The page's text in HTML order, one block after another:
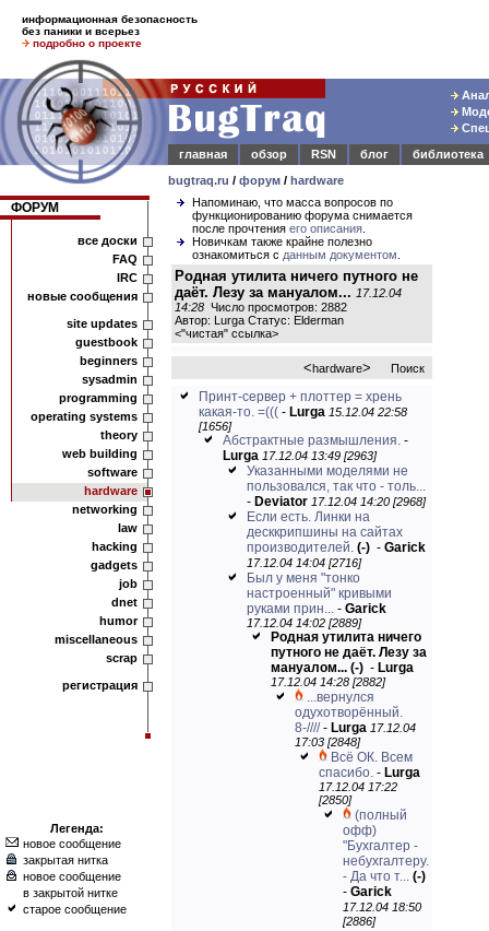
информационная безопасность
без паники и всерьез
подробно о проекте
главная
обзор RSN блог
библиотека
bugtraq.ru / форум / hardware
ФОРУМ
все доски
FAQ
IRC
новые сообщения
site updates
guestbook
beginners
sysadmin
programming
operating systems
theory
web building
software
hardware
networking
law
hacking
gadgets
job
dnet
humor
miscellaneous
scrap
регистрация
Легенда:
новое сообщение
закрытая нитка
новое сообщение
в закрытой нитке
старое сообщение
Напоминаю, что масса вопросов по
функционированию форума снимается
после прочтения его описания
Новичкам также крайне полезно
ознакомиться с данным документом
Родная утилита ничего путного не
даёт. Лезу за мануалом... 17.12.04
14:28 Число просмотров: 2882
Автор: Lurga Статус: Elderman
<"чистая" ссылка>
<hardware> Поиск
Принт-сервер + плоттер = хрень
какая-то. =((( - Lurga 15.12.04 22:58
[1656]
Абстрактные размышления. -
Lurga 17.12.04 13:49 [2963]
Указанными моделями не
пользовался, так что - толь...
- Deviator 17.12.04 14:20 [2968]
Если есть. Линки на
десккрипшины на сайтах
производителей. (-) - Garick
17.12.04 14:04 [2716]
Был у меня "тонко
настроенный" кривыми
руками прин... - Garick
17.12.04 14:02 [2889]
Родная утилита ничего
путного не даёт. Лезу за
мануалом... (-) - Lurga
17.12.04 14:28 [2882]
...вернулся
одухотворённый.
8-////- Lurga 17.12.04
17:03 [2848]
Всё ОК. Всем
спасибо. - Lurga
17.12.04 17:22
[2850]
(полный
офф)
"Бухгалтер -
небухгалтеру.
- Да что т... (-)
- Garick
17.12.04 18:50
[2886]